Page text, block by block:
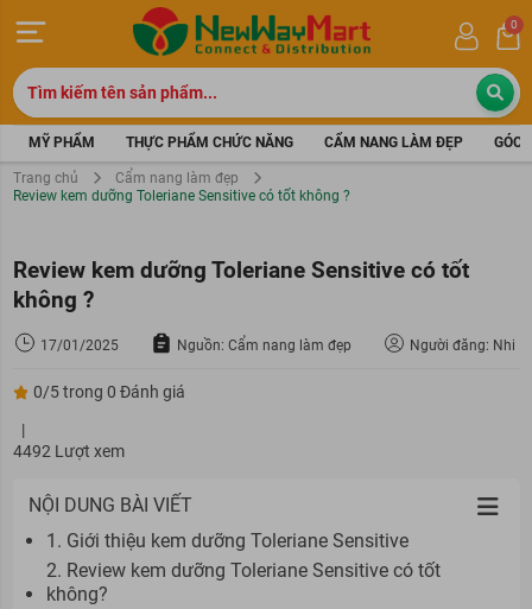
0
MỸ PHẨM THỰC PHẨM CHỨC NĂNG CẨM NANG LÀM ĐẸP GÓC
Trang chủ
Cẩm nang làm đẹp
Review kem dưỡng Toleriane Sensitive có tốt không ?
Review kem dưỡng Toleriane Sensitive có tốt
không ?
17/01/2025 Nguồn: Cẩm nang làm đẹp Người đăng: Nhi
0/5 trong 0 Đánh giá
|
4492 Lượt xem
NỘI DUNG BÀI VIẾT
1. Giới thiệu kem dưỡng Toleriane Sensitive
2. Review kem dưỡng Toleriane Sensitive có tốt
không?